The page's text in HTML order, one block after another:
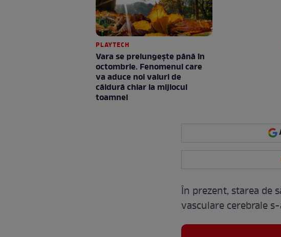
PLAYTECH
Vara se prelungeşte până în
octombrie. Fenomenul care
va aduce noi valuri de
căldură chiar la mijlocul
toamnei
În prezent, starea de
vasculare cerebrale